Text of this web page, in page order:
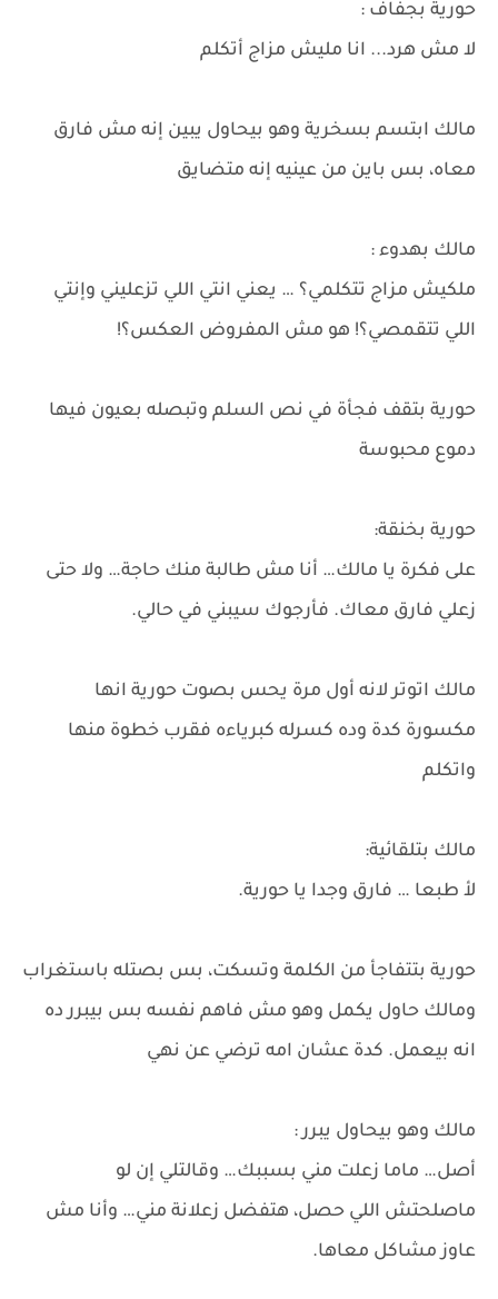
حورية بجفاف :
لا مش هرد... انا مليش مزاج أتكلم
مالك ابتسم بسخرية وهو بيحاول يبين إنه مش فارق
معاه، بس باين من عينيه إنه متضايق
مالك بهدوء :
ملكيش مزاج تتكلمي؟ … يعني انتي اللي تزعليني وإنتي
اللي تتقمصي؟! هو مش المفروض العكس؟!
حورية بتقف فجأة في نص السلم وتبصله بعيون فيها
دموع محبوسة
حورية بخنقة:
على فكرة يا مالك… أنا مش طالبة منك حاجة… ولا حتى
زعلي فارق معاك. فأرجوك سيبني في حالي.
مالك اتوتر لانه أول مرة يحس بصوت حورية انها
مكسورة كدة وده كسرله كبرياءه فقرب خطوة منها
واتكلم
مالك بتلقائية:
لأ طبعا … فارق وجدا يا حورية.
حورية بتتفاجأ من الكلمة وتسكت، بس بصتله باستغراب
ومالك حاول يكمل وهو مش فاهم نفسه بس بيبرر ده
انه بيعمل. كدة عشان امه ترضي عن نهي
مالك وهو بيحاول يبرر :
أصل… ماما زعلت مني بسببك… وقالتلي إن لو
ماصلحتش اللي حصل، هتفضل زعلانة مني… وأنا مش
عاوز مشاكل معاها.